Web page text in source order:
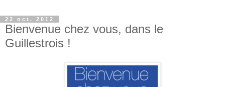
22 oct. 2012
Bienvenue chez vous, dans le
Guillestrois !